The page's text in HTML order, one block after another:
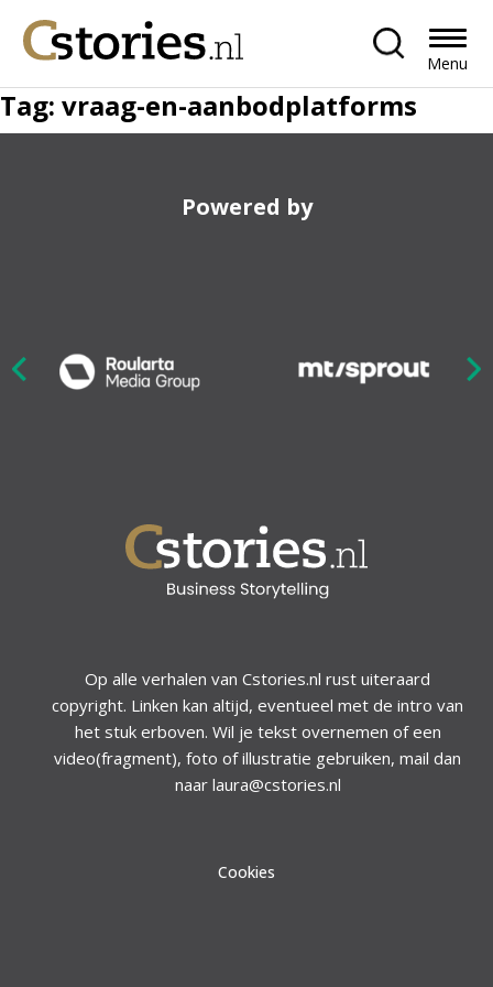
Menu
Tag: vraag-en-aanbodplatforms
Powered by
Op alle verhalen van Cstories.nl rust uiteraard
copyright. Linken kan altijd, eventueel met de intro van
het stuk erboven. Wil je tekst overnemen of een
video(fragment), foto of illustratie gebruiken, mail dan
naar laura@cstories.nl
Cookies